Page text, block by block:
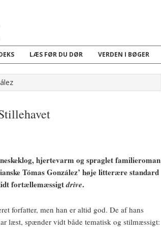
LÆS FØR DU DØR VERDEN I BØGER
hjertevarm og spraglet familieroman
Tómas González’ høje litterære standard
lidt fortællemæssigtdrive.
forfatter, men han er altid god. De af hans
læst, spænder vidt både tematisk og stilmæssigt: